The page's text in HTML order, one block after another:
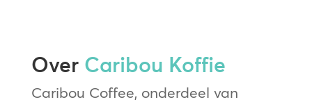
Over Caribou Koffie
Caribou Coffee, onderdeel van